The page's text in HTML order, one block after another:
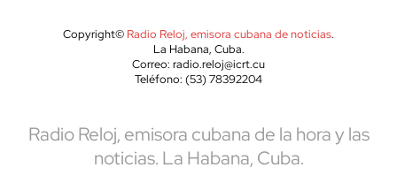
Copyright© Radio Reloj, emisora cubana de noticias.
La Habana, Cuba.
Correo: radio.reloj@icrt.cu
Teléfono: (53) 78392204
Radio Reloj, emisora cubana de la hora y las
noticias. La Habana, Cuba.